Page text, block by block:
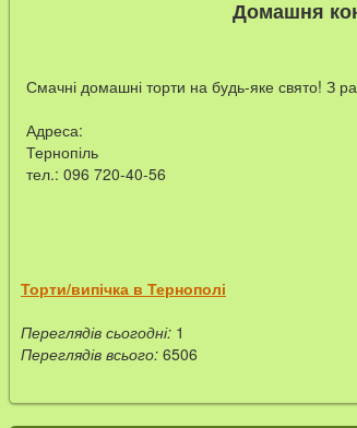
Домашня
Смачні домашні торти на будь-яке свято! З
Адреса:
Тернопіль
тел.: 096 720-40-56
Торти/випічка в Тернополі
Переглядів сьогодні: 1
Переглядів всього: 6506